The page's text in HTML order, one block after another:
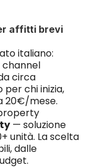
affitti brevi
circa
chi inizia,
— soluzione
unità. La scelta
dalle